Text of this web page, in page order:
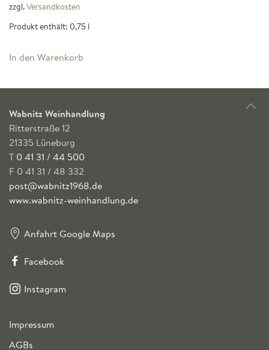
zzgl.Versandkosten
Produkt enthält: 0,75 l
In den Warenkorb
Wabnitz Weinhandlung
Ritterstraße 12
21335 Lüneburg
T 0 41 31 / 44 500
F 0 41 31 / 48 332
post@wabnitz1968.de
www.wabnitz-weinhandlung.de
Anfahrt Google Maps
Facebook
Instagram
Impressum
AGBs